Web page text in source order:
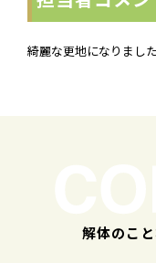
綺麗な更地になりました
解体のこ